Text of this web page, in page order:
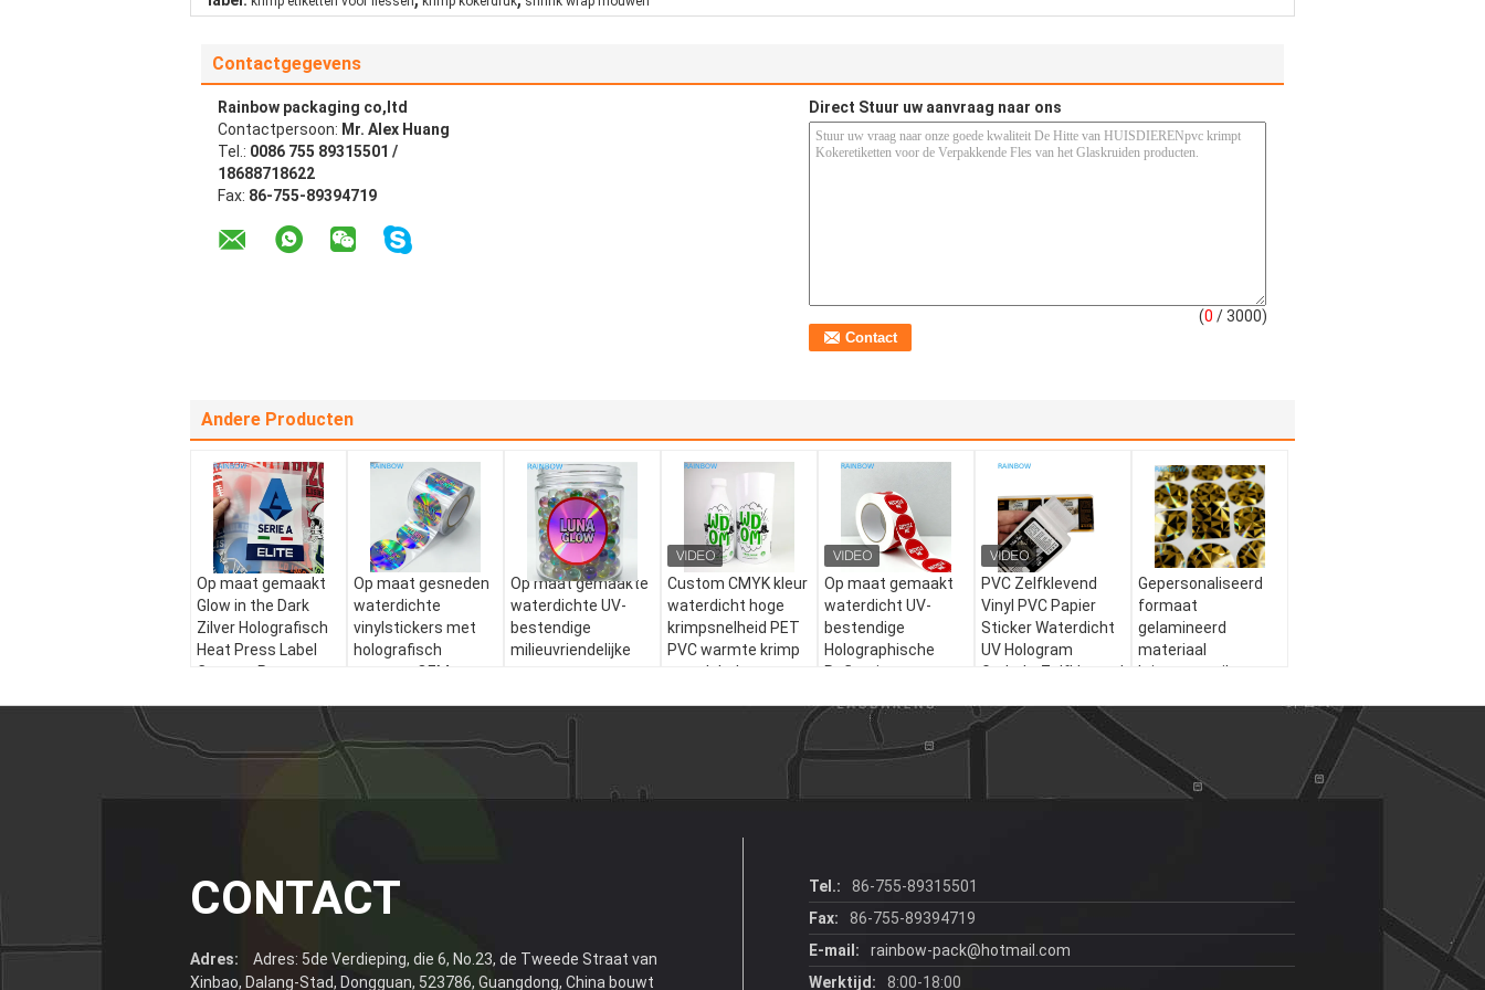
Contactgegevens
Rainbow packaging co,ltd
Contactpersoon: Mr. Alex Huang
Tel.: 0086 755 89315501 /
18688718622
Fax: 86-755-89394719
Direct Stuur uw aanvraag naar ons
(0 / 3000)
Andere Producten
Op maat gemaakt
Glow in the Dark
Zilver Holografisch
Heat Press Label
Custom Patroon
Op maat gesneden
waterdichte
vinylstickers met
holografisch
ontwerp OEM-
ambachten
Op maat gemaakte
waterdichte UV-
bestendige
milieuvriendelijke
zelfklevende
vinylstickers voor
industrie
Custom CMYK kleur
waterdicht hoge
krimpsnelheid PET
PVC warmte krimp
wrap labels voor
Op maat gemaakt
waterdicht UV-
bestendige
Holographische
Reflectieve
voor flessen
PVC Zelfklevend
Vinyl PVC Papier
Sticker Waterdicht
UV Hologram
Gedrukt Zelfklevend
Verpakkingsetiketten
Gepersonaliseerd
formaat
gelamineerd
materiaal
krimparmetiket
Gecertificeerde
kleverige sticker
CONTACT
Adres:
Adres: 5de Verdieping, die 6, No.23, de Tweede Straat van
Xinbao, Dalang-Stad, Dongguan, 523786, Guangdong, China bouwt
Tel.:
86-755-89315501
Fax:
86-755-89394719
E-mail:
rainbow-pack@hotmail.com
Werktijd:
8:00-18:00